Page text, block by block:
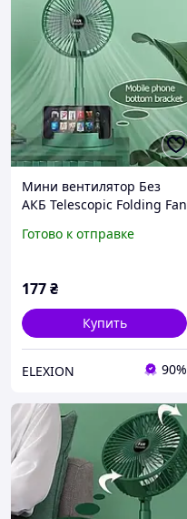
Мини вентилятор Без
АКБ Telescopic Folding Fan
Готово к отправке
177₴
Купить
ELEXION 90%